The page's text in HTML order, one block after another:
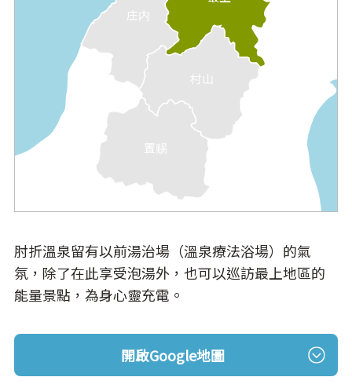
庄内
置赐
村山
肘折溫泉留有以前湯治場（溫泉療法浴場）的氣
氛，除了在此享受泡湯外，也可以巡訪最上地區的
能量景點，為身心靈充電。
開啟Google地圖